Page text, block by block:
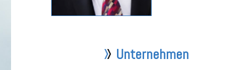
Unternehmen